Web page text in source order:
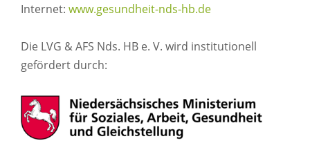
Internet: www.gesundheit-nds-hb.de
Die LVG & AFS Nds. HB e. V. wird institutionell
gefördert durch: